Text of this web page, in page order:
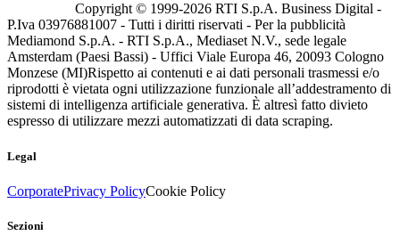
Copyright © 1999-2026 RTI S.p.A. Business Digital -
P.Iva 03976881007 - Tutti i diritti riservati - Per la pubblicità
Mediamond S.p.A. - RTI S.p.A., Mediaset N.V., sede legale
Amsterdam (Paesi Bassi) - Uffici Viale Europa 46, 20093 Cologno
Monzese (MI)Rispetto ai contenuti e ai dati personali trasmessi e/o
riprodotti è vietata ogni utilizzazione funzionale all’addestramento di
sistemi di intelligenza artificiale generativa. È altresì fatto divieto
espresso di utilizzare mezzi automatizzati di data scraping.
Legal
CorporatePrivacy PolicyCookie Policy
Sezioni